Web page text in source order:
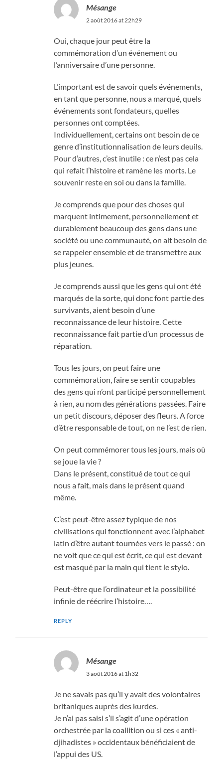
Mésange
2 août 2016 at 22h29
Oui, chaque jour peut être la
commémoration d’un événement ou
l’anniversaire d’une personne.
L’important est de savoir quels événements,
en tant que personne, nous a marqué, quels
événements sont fondateurs, quelles
personnes ont comptées.
Individuellement, certains ont besoin de ce
genre d’institutionnalisation de leurs deuils.
Pour d’autres, c’est inutile : ce n’est pas cela
qui refait l’histoire et ramène les morts. Le
souvenir reste en soi ou dans la famille.
Je comprends que pour des choses qui
marquent intimement, personnellement et
durablement beaucoup des gens dans une
société ou une communauté, on ait besoin de
se rappeler ensemble et de transmettre aux
plus jeunes.
Je comprends aussi que les gens qui ont été
marqués de la sorte, qui donc font partie des
survivants, aient besoin d’une
reconnaissance de leur histoire. Cette
reconnaissance fait partie d’un processus de
réparation.
Tous les jours, on peut faire une
commémoration, faire se sentir coupables
des gens qui n’ont participé personnellement
à rien, au nom des générations passées. Faire
un petit discours, déposer des fleurs. A force
d’être responsable de tout, on ne l’est de rien.
On peut commémorer tous les jours, mais où
se joue la vie ?
Dans le présent, constitué de tout ce qui
nous a fait, mais dans le présent quand
même.
C’est peut-être assez typique de nos
civilisations qui fonctionnent avec l’alphabet
latin d’être autant tournées vers le passé : on
ne voit que ce qui est écrit, ce qui est devant
est masqué par la main qui tient le stylo.
Peut-être que l’ordinateur et la possibilité
infinie de réécrire l’histoire….
REPLY
Mésange
3 août 2016 at 1h32
Je ne savais pas qu’il y avait des volontaires
britaniques auprès des kurdes.
Je n’ai pas saisi s’il s’agit d’une opération
orchestrée par la coallition ou si ces « anti-
djihadistes » occidentaux bénéficiaient de
l’appui des US.